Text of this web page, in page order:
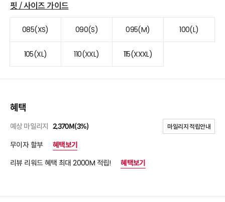
핏 / 사이즈 가이드
085(XS) 090(S) 095(M) 100(L)
105(XL) 110(XXL) 115(XXXL)
혜택
예상 마일리지 2,370M(3%) 마일리지 적립안내
무이자 할부
혜택보기
리뷰 리워드 혜택 최대 2000M 적립!
혜택보기